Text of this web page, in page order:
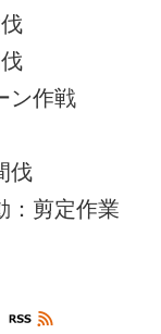
ン作戦
伐
：剪定作業